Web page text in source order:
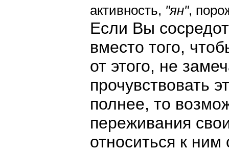
активность, "ян",
Если Вы
вместо того,
от этого, не
прочувствовать
полнее, то
переживания
относиться к ним